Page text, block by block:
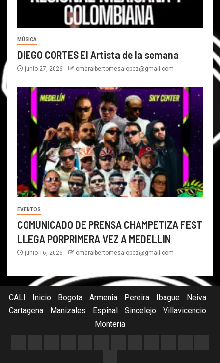
MÚSICA
DIEGO CORTES El Artista de la semana
junio 27, 2026 omaralbertomesalopez@gmail.com
EVENTOS
COMUNICADO DE PRENSA CHAMPETIZA FEST
LLEGA PORPRIMERA VEZ A MEDELLIN
junio 16, 2026 omaralbertomesalopez@gmail.com
CALI Inicio Bogota Armenia Pereira Ibague
Neiva
Cartagena
Manizales Espinal Sincelejo
Villavicencio
Monteria